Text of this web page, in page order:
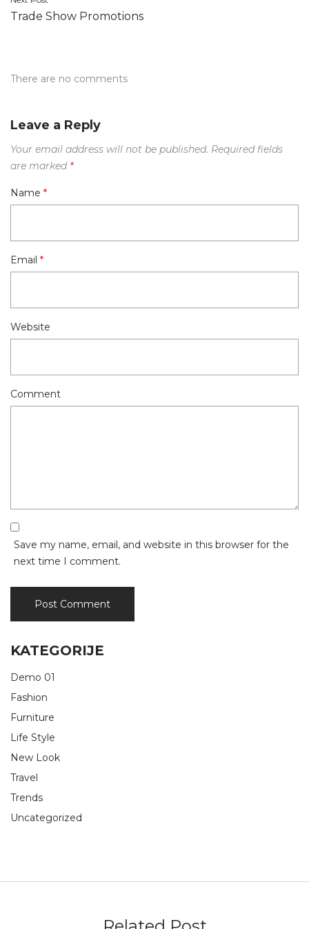
Trade Show Promotions
There are no comments
Leave a Reply
Your email address will not be published. Required fields
are marked *
Name *
Email *
Website
Comment
Save my name, email, and website in this browser for the
next time I comment.
KATEGORIJE
Demo 01
Fashion
Furniture
Life Style
New Look
Travel
Trends
Uncategorized